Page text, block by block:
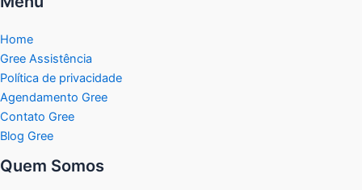
Home
Gree Assistência
Política de privacidade
Agendamento Gree
Contato Gree
Blog Gree
Quem Somos